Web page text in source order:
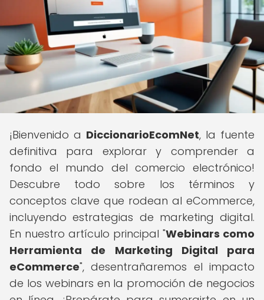
¡Bienvenido a DiccionarioEcomNet, la fuente
definitiva para explorar y comprender a
fondo el mundo del comercio electrónico!
Descubre todo sobre los términos y
conceptos clave que rodean al eCommerce,
incluyendo estrategias de marketing digital.
En nuestro artículo principal "Webinars como
Herramienta de Marketing Digital para
eCommerce", desentrañaremos el impacto
de los webinars en la promoción de negocios